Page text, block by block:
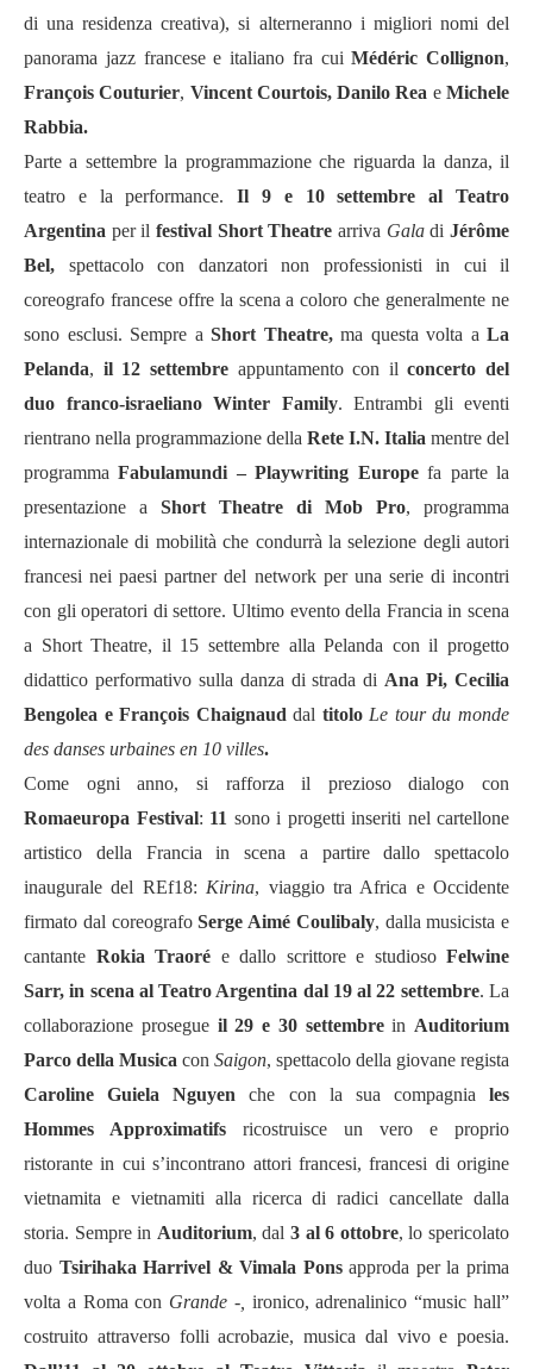
di una residenza creativa), si alterneranno i migliori nomi del
panorama jazz francese e italiano fra cuiMédéric Collignon,
François Couturier, Vincent Courtois, Danilo Rea eMichele
Rabbia.
Parte a settembre la programmazione che riguarda la danza, il
teatro e la performance.Il 9 e 10 settembre al Teatro
Argentina per il festival Short Theatre arriva GaladiJérôme
Bel, spettacolo con danzatori non professionisti in cui il
coreografo francese offre la scena a coloro che generalmente ne
sono esclusi. Sempre a Short Theatre,ma questa volta a La
Pelanda, il 12 settembreappuntamento con ilconcerto del
duo franco-israeliano Winter Family. Entrambi gli eventi
rientrano nella programmazione della Rete I.N. Italia mentre del
programmaFabulamundi – Playwriting Europefa parte la
presentazione a Short Theatre di Mob Pro, programma
internazionale di mobilità che condurrà la selezione degli autori
francesi nei paesi partner del network per una serie di incontri
con gli operatori di settore. Ultimo evento della Francia in scena
a Short Theatre, il 15 settembre alla Pelanda con il progetto
didattico performativo sulla danza di strada di Ana Pi, Cecilia
Bengolea e François Chaignaud dal titoloLe tour du monde
des danses urbaines en 10 villes.
Come ogni anno, si rafforza il prezioso dialogo con
Romaeuropa Festival: 11 sono i progetti inseriti nel cartellone
artistico della Francia in scena a partire dallo spettacolo
inaugurale del REf18: Kirina, viaggio tra Africa e Occidente
firmato dal coreografoSerge Aimé Coulibaly, dalla musicista e
cantante Rokia Traoré e dallo scrittore e studioso Felwine
Sarr, in scena al Teatro Argentina dal 19 al 22 settembre. La
collaborazione prosegue il 29 e 30 settembrein Auditorium
Parco della Musica con Saigon, spettacolo della giovane regista
Caroline Guiela Nguyen che con la sua compagnia les
Hommes Approximatifs ricostruisce un vero e proprio
ristorante in cui s’incontrano attori francesi, francesi di origine
vietnamita e vietnamiti alla ricerca di radici cancellate dalla
storia. Sempre in Auditorium, dal3 al 6 ottobre, lo spericolato
duo Tsirihaka Harrivel & Vimala Ponsapproda per la prima
volta a Roma con Grande -, ironico, adrenalinico “music hall”
costruito attraverso folli acrobazie, musica dal vivo e poesia.